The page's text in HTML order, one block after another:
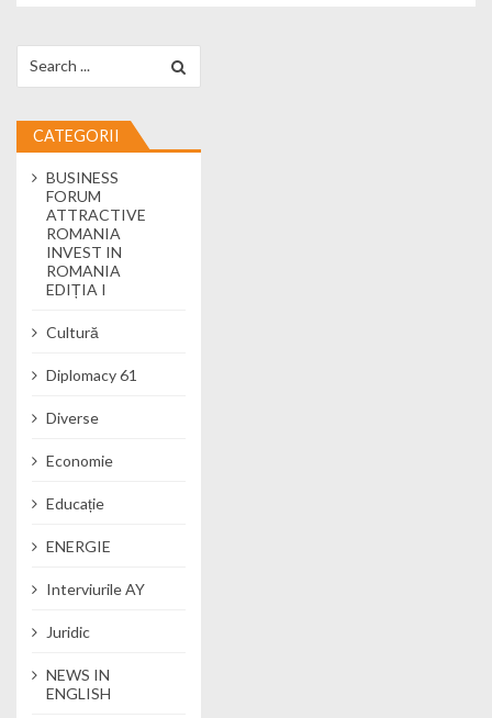
CATEGORII
BUSINESS
FORUM
ATTRACTIVE
ROMANIA
INVEST IN
ROMANIA
EDIȚIA I
Cultură
Diplomacy 61
Diverse
Economie
Educație
ENERGIE
Interviurile AY
Juridic
NEWS IN
ENGLISH